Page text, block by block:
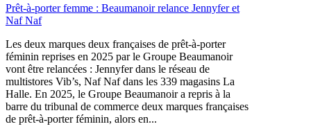
Prêt-à-porter femme : Beaumanoir relance Jennyfer et
Naf Naf
Les deux marques deux françaises de prêt-à-porter
féminin reprises en 2025 par le Groupe Beaumanoir
vont être relancées : Jennyfer dans le réseau de
multistores Vib’s, Naf Naf dans les 339 magasins La
Halle. En 2025, le Groupe Beaumanoir a repris à la
barre du tribunal de commerce deux marques françaises
de prêt-à-porter féminin, alors en...